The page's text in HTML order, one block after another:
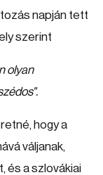
napján tett
szerint
olyan
.
hogy a
váljanak,
és a szlovákiai